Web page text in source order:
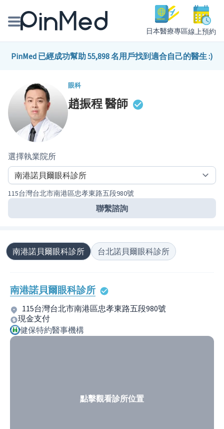
日本醫療專區線上預約
線上預約醫師、院所
健康主題館
PinMed 已經成功幫助 55,898 名用戶找到適合自己的醫生 :)
眼科
趙振程醫師
選擇執業院所
115台灣台北市南港區忠孝東路五段980號
聯繫諮詢
南港諾貝爾眼科診所 台北諾貝爾眼科診所
南港諾貝爾眼科診所
115台灣台北市南港區忠孝東路五段980號
現金支付
健保特約醫事機構
點擊觀看診所位置